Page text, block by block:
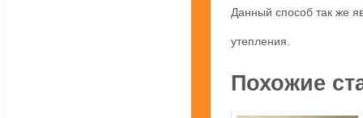
Данный способ так же
утепления.
Похожие